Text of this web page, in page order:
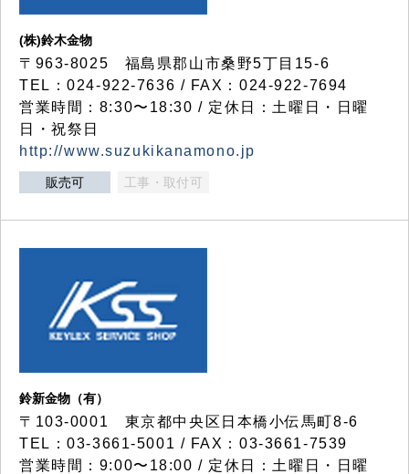
(株)鈴木金物
〒963-8025 福島県郡山市桑野5丁目15-6
TEL：024-922-7636 / FAX：024-922-7694
営業時間：8:30〜18:30 / 定休日：土曜日・日曜
日・祝祭日
http://www.suzukikanamono.jp
販売可 工事・取付可
鈴新金物（有）
〒103-0001 東京都中央区日本橋小伝馬町8-6
TEL：03-3661-5001 / FAX：03-3661-7539
営業時間：9:00〜18:00 / 定休日：土曜日・日曜